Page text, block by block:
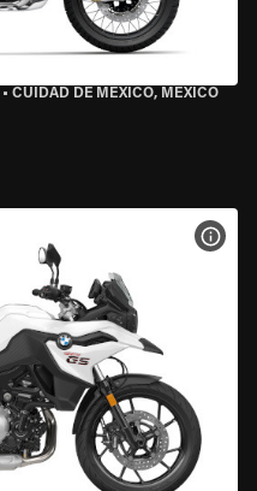
• CUIDAD DE MEXICO, MEXICO
VER